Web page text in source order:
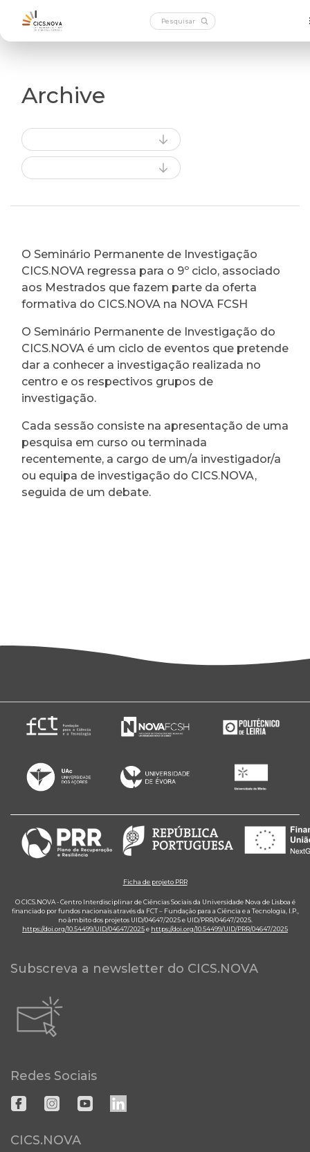
Archive
O Seminário Permanente de Investigação
CICS.NOVA regressa para o 9º ciclo, associado
aos Mestrados que fazem parte da oferta
formativa do CICS.NOVA na NOVA FCSH
O Seminário Permanente de Investigação do
CICS.NOVA é um ciclo de eventos que pretende
dar a conhecer a investigação realizada no
centro e os respectivos grupos de
investigação.
Cada sessão consiste na apresentação de uma
pesquisa em curso ou terminada
recentemente, a cargo de um/a investigador/a
ou equipa de investigação do CICS.NOVA,
seguida de um debate.
Ficha de projeto PRR
O CICS.NOVA - Centro Interdisciplinar de Ciências Sociais da Universidade Nova de Lisboa é
financiado por fundos nacionais através da FCT – Fundação para a Ciência e a Tecnologia, I.P.,
no âmbito dos projetos UID/04647/2025 e UID/PRR/04647/2025.
https://doi.org/10.54499/UID/04647/2025e https://doi.org/10.54499/UID/PRR/04647/2025
Subscreva a newsletter do CICS.NOVA
Redes Sociais
CICS.NOVA